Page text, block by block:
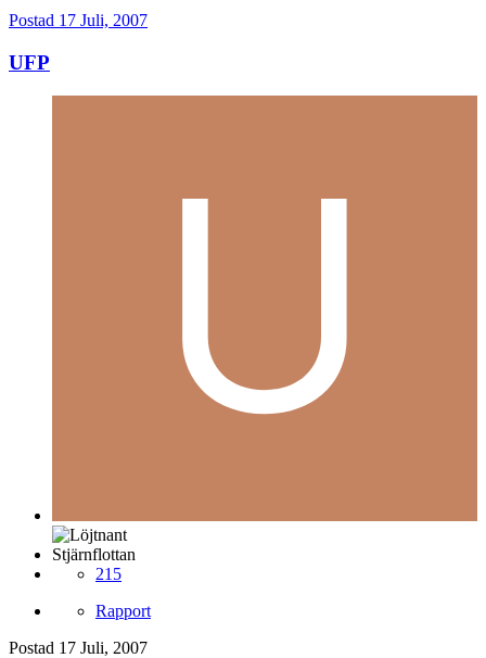
Postad 17 Juli, 2007
UFP
Stjärnflottan
215
Rapport
Postad 17 Juli, 2007